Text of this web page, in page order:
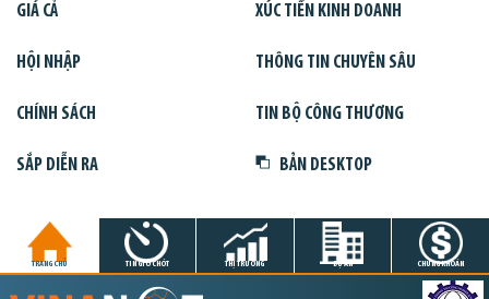
GIÁ CẢ XÚC TIẾN KINH DOANH
HỘI NHẬP THÔNG TIN CHUYÊN SÂU
CHÍNH SÁCH TIN BỘ CÔNG THƯƠNG
SẮP DIỄN RA BẢN DESKTOP
TRANG CHỦ TIN GIỜ CHÓT THỊ TRƯỜNG DỰ ÁN CHỨNG KHOÁN